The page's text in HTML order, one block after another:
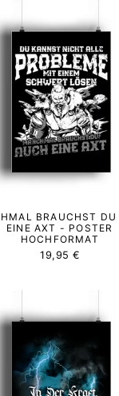
BRAUCHST DU
EINE AXT - POSTER
HOCHFORMAT
19,95 €